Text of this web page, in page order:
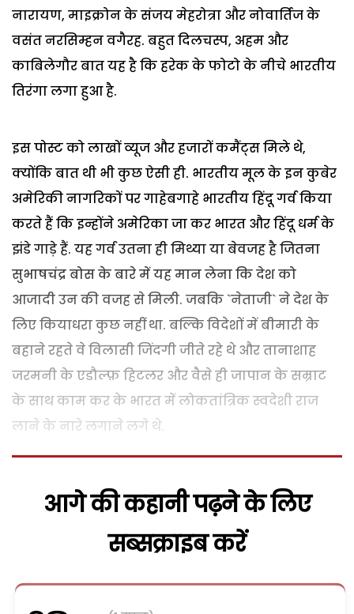
नारायण, माइक्रोन के संजय मेहरोत्रा और नोवार्तिज के
वसंत नरसिम्हन वगैरह. बहुत दिलचस्प, अहम और
काबिलेगौर बात यह है कि हरेक के फोटो के नीचे भारतीय
तिरंगा लगा हुआ है.
इस पोस्ट को लाखों व्यूज और हजारों कमैंट्स मिले थे,
क्योंकि बात थी भी कुछ ऐसी ही. भारतीय मूल के इन कुबेर
अमेरिकी नागरिकों पर गाहेबगाहे भारतीय हिंदू गर्व किया
करते हैं कि इन्होंने अमेरिका जा कर भारत और हिंदू धर्म के
झंडे गाड़े हैं. यह गर्व उतना ही मिथ्या या बेवजह है जितना
सुभाषचंद्र बोस के बारे में यह मान लेना कि देश को
आजादी उन की वजह से मिली. जबकि `नेताजी` ने देश के
लिए कियाधरा कुछ नहीं था. बल्कि विदेशों में बीमारी के
बहाने रहते वे विलासी जिंदगी जीते रहे थे और तानाशाह
जरमनी के एडौल्फ़ हिटलर और वैसे ही जापान के सम्राट
के साथ काम कर के भारत में लोकतांत्रिक स्वदेशी राज
लाने के नारे लगाने लगे थे.
आगे की कहानी पढ़ने के लिए
सब्सक्राइब करें